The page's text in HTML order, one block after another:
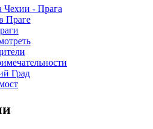
Чехии - Прага
Праге
Град